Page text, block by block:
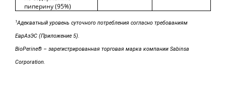
пиперину (95%)
1Адекватный уровень суточного потребления согласно требованиям
ЕврАзЭС (Приложение 5).
BioPerine® – зарегистрированная торговая марка компании Sabinsa
Corporation.